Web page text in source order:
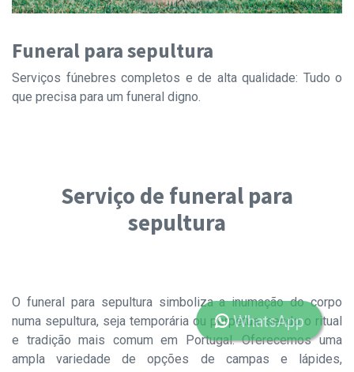
Funeral para sepultura
Serviços fúnebres completos e de alta qualidade: Tudo o
que precisa para um funeral digno.
Serviço de funeral para
sepultura
O funeral para sepultura simboliza a inumação do corpo
numa sepultura, seja temporária ou perpétua, sendo o ritual
e tradição mais comum em Portugal. Oferecemos uma
ampla variedade de opções de campas e lápides,
WhatsApp